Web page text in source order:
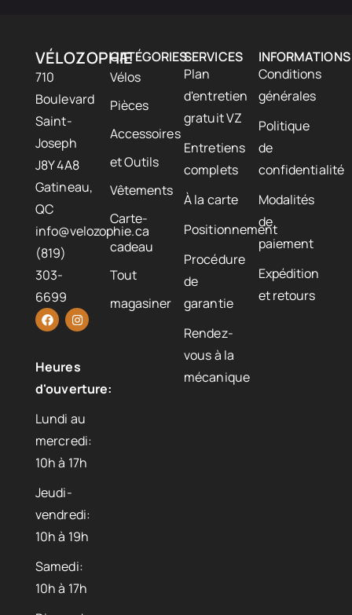
VÉLOZOPHIE
710
Boulevard
Saint-
Joseph
J8Y 4A8
Gatineau,
QC
info@velozophie.ca
(819)
303-
6699
Heures
d'ouverture:
Lundi au
mercredi:
10h à 17h
Jeudi-
vendredi:
10h à 19h
Samedi:
10h à 17h
CATÉGORIES
Vélos
Pièces
Accessoires
et Outils
Vêtements
Carte-
cadeau
Tout
magasiner
SERVICES
Plan
d'entretien
gratuit VZ
Entretiens
complets
À la carte
Positionnement
Procédure
de
garantie
Rendez-
vous à la
mécanique
INFORMATIONS
Conditions
générales
Politique
de
confidentialité
Modalités
de
paiement
Expédition
et retours